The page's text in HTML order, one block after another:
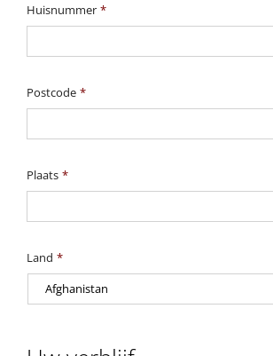
Huisnummer *
Postcode *
Plaats *
Land *